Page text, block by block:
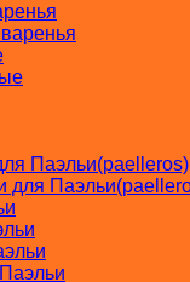
Паэльи(paelleros)